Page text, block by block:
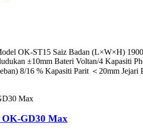
OK-ST15 Saiz Badan (L×W×H)
±10mm Bateri Voltan/4 Kapasiti
8/16 % Kapasiti Parit ＜20mm
GD30 Max